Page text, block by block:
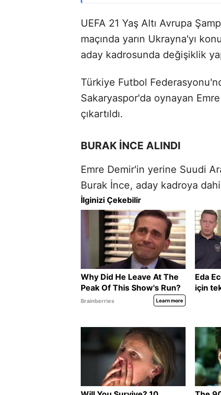
UEFA 21 Yaş Altı Avrupa
maçında yarın Ukrayna'yı
aday kadrosunda değişiklik
Türkiye Futbol
Sakaryaspor'da oynayan
çıkartıldı.
BURAK İNCE ALINDI
Emre Demir'in yerine Suudi
Burak İnce, aday kadroya